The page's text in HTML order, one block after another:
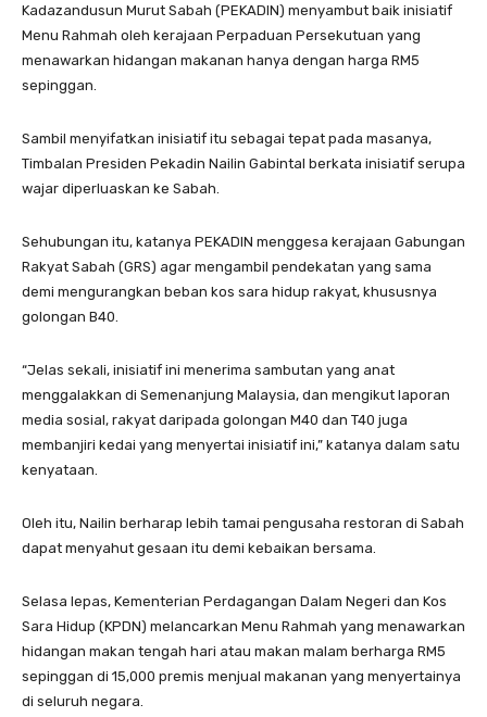
Kadazandusun Murut Sabah (PEKADIN) menyambut baik inisiatif
Menu Rahmah oleh kerajaan Perpaduan Persekutuan yang
menawarkan hidangan makanan hanya dengan harga RM5
sepinggan.
Sambil menyifatkan inisiatif itu sebagai tepat pada masanya,
Timbalan Presiden Pekadin Nailin Gabintal berkata inisiatif serupa
wajar diperluaskan ke Sabah.
Sehubungan itu, katanya PEKADIN menggesa kerajaan Gabungan
Rakyat Sabah (GRS) agar mengambil pendekatan yang sama
demi mengurangkan beban kos sara hidup rakyat, khususnya
golongan B40.
“Jelas sekali, inisiatif ini menerima sambutan yang anat
menggalakkan di Semenanjung Malaysia, dan mengikut laporan
media sosial, rakyat daripada golongan M40 dan T40 juga
membanjiri kedai yang menyertai inisiatif ini,” katanya dalam satu
kenyataan.
Oleh itu, Nailin berharap lebih tamai pengusaha restoran di Sabah
dapat menyahut gesaan itu demi kebaikan bersama.
Selasa lepas, Kementerian Perdagangan Dalam Negeri dan Kos
Sara Hidup (KPDN) melancarkan Menu Rahmah yang menawarkan
hidangan makan tengah hari atau makan malam berharga RM5
sepinggan di 15,000 premis menjual makanan yang menyertainya
di seluruh negara.